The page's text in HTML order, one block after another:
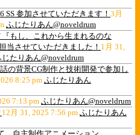
SS 参加させていただきます！ 3月
ふじたりあん@noveldrum
もし、これから生まれるのな
当させていただきました！ 1月 31,
じたりあん@noveldrum
の背景CG制作と技術開発で参加し
8:25 pm ふじたりあん
7:13 pm ふじたりあん@noveldrum
12月 31, 2025 7:56 pm ふじたりあん